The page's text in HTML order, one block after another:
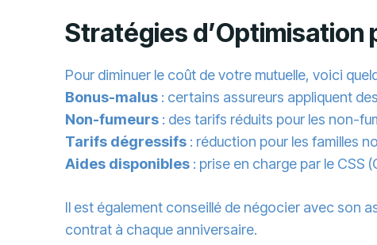
Stratégies d’Optimisation
Pour diminuer le coût de votre mutuelle, voici
Bonus-malus : certains assureurs appliquent
Non-fumeurs : des tarifs réduits pour les non-
Tarifs dégressifs : réduction pour les familles
Aides disponibles : prise en charge par le CSS
Il est également conseillé de négocier avec son
contrat à chaque anniversaire.